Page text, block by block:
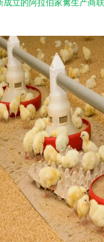
成立的阿拉伯家禽生产商